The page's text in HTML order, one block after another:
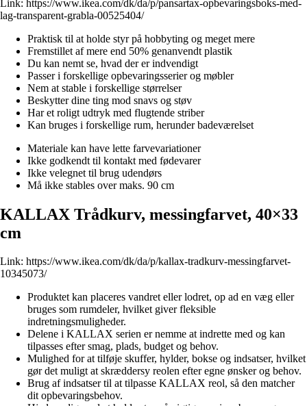
Link: https://www.ikea.com/dk/da/p/pansartax-opbevaringsboks-med-
lag-transparent-grabla-00525404/
Praktisk til at holde styr på hobbyting og meget mere
Fremstillet af mere end 50% genanvendt plastik
Du kan nemt se, hvad der er indvendigt
Passer i forskellige opbevaringsserier og møbler
Nem at stable i forskellige størrelser
Beskytter dine ting mod snavs og støv
Har et roligt udtryk med flugtende striber
Kan bruges i forskellige rum, herunder badeværelset
Materiale kan have lette farvevariationer
Ikke godkendt til kontakt med fødevarer
Ikke velegnet til brug udendørs
Må ikke stables over maks. 90 cm
KALLAX Trådkurv, messingfarvet, 40×33
cm
Link: https://www.ikea.com/dk/da/p/kallax-tradkurv-messingfarvet-
10345073/
Produktet kan placeres vandret eller lodret, op ad en væg eller
bruges som rumdeler, hvilket giver fleksible
indretningsmuligheder.
Delene i KALLAX serien er nemme at indrette med og kan
tilpasses efter smag, plads, budget og behov.
Mulighed for at tilføje skuffer, hylder, bokse og indsatser, hvilket
gør det muligt at skræddersy reolen efter egne ønsker og behov.
Brug af indsatser til at tilpasse KALLAX reol, så den matcher
dit opbevaringsbehov.